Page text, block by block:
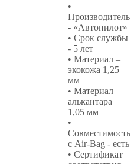
•
Производитель
- «Автопилот»
• Срок службы
- 5 лет
• Материал –
экокожа 1,25
мм
• Материал –
алькантара
1,05 мм
•
Совместимость
с Air-Bag - есть
• Сертификат